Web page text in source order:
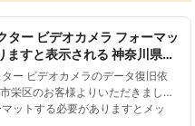
ー ビデオカメラ フォーマッ
ますと表示される 神奈川県横
ー ビデオカメラのデータ復旧依
栄区のお客様よりいただきまし
ットする必要がありますとメッ